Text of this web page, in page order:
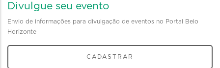
Divulgue seu evento
Envio de informações para divulgação de eventos no Portal Belo
Horizonte
CADASTRAR